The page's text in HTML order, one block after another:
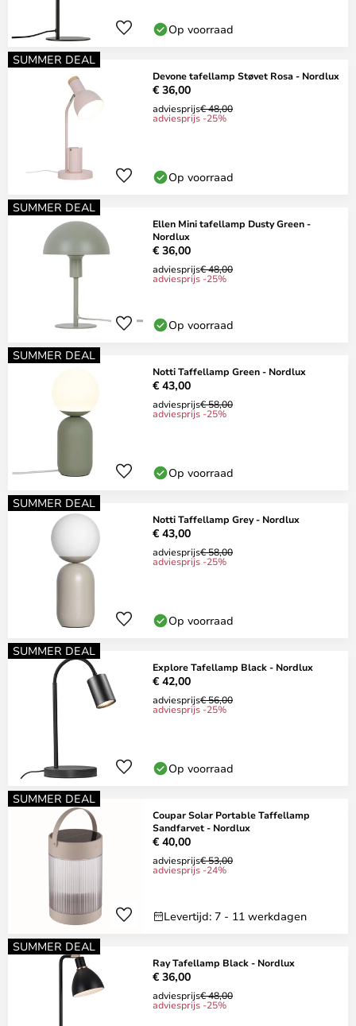
Op voorraad
SUMMER DEAL
Devone tafellamp Støvet Rosa - Nordlux
€ 36,00
adviesprijs€ 48,00
adviesprijs -25%
Op voorraad
SUMMER DEAL
Ellen Mini tafellamp Dusty Green -
Nordlux
€ 36,00
adviesprijs€ 48,00
adviesprijs -25%
Op voorraad
SUMMER DEAL
Notti Taffellamp Green - Nordlux
€ 43,00
adviesprijs€ 58,00
adviesprijs -25%
Op voorraad
SUMMER DEAL
Notti Taffellamp Grey - Nordlux
€ 43,00
adviesprijs€ 58,00
adviesprijs -25%
Op voorraad
SUMMER DEAL
Explore Tafellamp Black - Nordlux
€ 42,00
adviesprijs€ 56,00
adviesprijs -25%
Op voorraad
SUMMER DEAL
Coupar Solar Portable Taffellamp
Sandfarvet - Nordlux
€ 40,00
adviesprijs€ 53,00
adviesprijs -24%
Levertijd: 7 - 11 werkdagen
SUMMER DEAL
Ray Tafellamp Black - Nordlux
€ 36,00
adviesprijs€ 48,00
adviesprijs -25%